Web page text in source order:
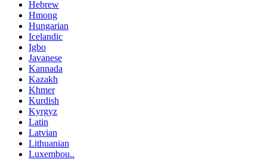
Hebrew
Hmong
Hungarian
Icelandic
Igbo
Javanese
Kannada
Kazakh
Khmer
Kurdish
Kyrgyz
Latin
Latvian
Lithuanian
Luxembou..